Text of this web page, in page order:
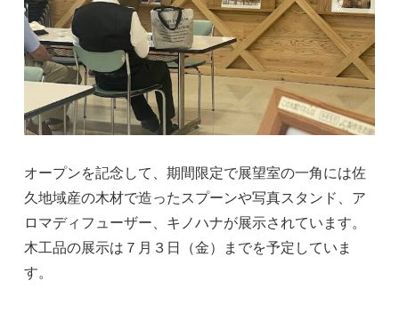
オープンを記念して、期間限定で展望室の一角には佐
久地域産の木材で造ったスプーンや写真スタンド、ア
ロマディフューザー、キノハナが展示されています。
木工品の展示は７月３日（金）までを予定していま
す。